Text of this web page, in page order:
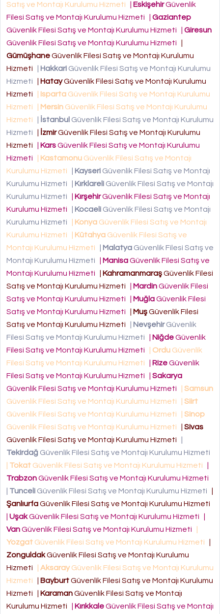
Satış ve Montajı Kurulumu Hizmeti
EskişehirGüvenlik
Filesi Satış ve Montajı Kurulumu Hizmeti
Gaziantep
Güvenlik Filesi Satış ve Montajı Kurulumu Hizmeti
Giresun
Güvenlik Filesi Satış ve Montajı Kurulumu Hizmeti
GümüşhaneGüvenlik Filesi Satış ve Montajı Kurulumu
Hizmeti
Hakkari Güvenlik Filesi Satış ve Montajı Kurulumu
Hizmeti
HatayGüvenlik Filesi Satış ve Montajı Kurulumu
Hizmeti
Isparta Güvenlik Filesi Satış ve Montajı Kurulumu
Hizmeti
Mersin Güvenlik Filesi Satış ve Montajı Kurulumu
Hizmeti
İstanbul Güvenlik Filesi Satış ve Montajı Kurulumu
Hizmeti
İzmirGüvenlik Filesi Satış ve Montajı Kurulumu
Hizmeti
KarsGüvenlik Filesi Satış ve Montajı Kurulumu
Hizmeti
Kastamonu Güvenlik Filesi Satış ve Montajı
Kurulumu Hizmeti
Kayseri Güvenlik Filesi Satış ve Montajı
Kurulumu Hizmeti
Kırklareli Güvenlik Filesi Satış ve Montajı
Kurulumu Hizmeti
KırşehirGüvenlik Filesi Satış ve Montajı
Kurulumu Hizmeti
Kocaeli Güvenlik Filesi Satış ve Montajı
Kurulumu Hizmeti
Konya Güvenlik Filesi Satış ve Montajı
Kurulumu Hizmeti
Kütahya Güvenlik Filesi Satış ve
Montajı Kurulumu Hizmeti
Malatya Güvenlik Filesi Satış ve
Montajı Kurulumu Hizmeti
ManisaGüvenlik Filesi Satış ve
Montajı Kurulumu Hizmeti
KahramanmaraşGüvenlik Filesi
Satış ve Montajı Kurulumu Hizmeti
MardinGüvenlik Filesi
Satış ve Montajı Kurulumu Hizmeti
MuğlaGüvenlik Filesi
Satış ve Montajı Kurulumu Hizmeti
MuşGüvenlik Filesi
Satış ve Montajı Kurulumu Hizmeti
NevşehirGüvenlik
Filesi Satış ve Montajı Kurulumu Hizmeti
NiğdeGüvenlik
Filesi Satış ve Montajı Kurulumu Hizmeti
Ordu Güvenlik
Filesi Satış ve Montajı Kurulumu Hizmeti
RizeGüvenlik
Filesi Satış ve Montajı Kurulumu Hizmeti
Sakarya
Güvenlik Filesi Satış ve Montajı Kurulumu Hizmeti
Samsun
Güvenlik Filesi Satış ve Montajı Kurulumu Hizmeti
Siirt
Güvenlik Filesi Satış ve Montajı Kurulumu Hizmeti
Sinop
Güvenlik Filesi Satış ve Montajı Kurulumu Hizmeti
Sivas
Güvenlik Filesi Satış ve Montajı Kurulumu Hizmeti
Tekirdağ Güvenlik Filesi Satış ve Montajı Kurulumu Hizmeti
Tokat Güvenlik Filesi Satış ve Montajı Kurulumu Hizmeti
TrabzonGüvenlik Filesi Satış ve Montajı Kurulumu Hizmeti
Tunceli Güvenlik Filesi Satış ve Montajı Kurulumu Hizmeti
ŞanlıurfaGüvenlik Filesi Satış ve Montajı Kurulumu Hizmeti
UşakGüvenlik Filesi Satış ve Montajı Kurulumu Hizmeti
VanGüvenlik Filesi Satış ve Montajı Kurulumu Hizmeti
Yozgat Güvenlik Filesi Satış ve Montajı Kurulumu Hizmeti
ZonguldakGüvenlik Filesi Satış ve Montajı Kurulumu
Hizmeti
AksarayGüvenlik Filesi Satış ve Montajı Kurulumu
Hizmeti
BayburtGüvenlik Filesi Satış ve Montajı Kurulumu
Hizmeti
KaramanGüvenlik Filesi Satış ve Montajı
Kurulumu Hizmeti
KırıkkaleGüvenlik Filesi Satış ve Montajı